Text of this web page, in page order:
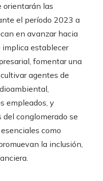
orientarán las
el período 2023 a
en avanzar hacia
implica establecer
fomentar una
agentes de
empleados, y
del conglomerado se
como
la inclusión,